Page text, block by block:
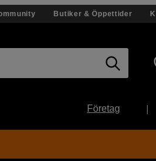
Butiker & Öppettider
Företag